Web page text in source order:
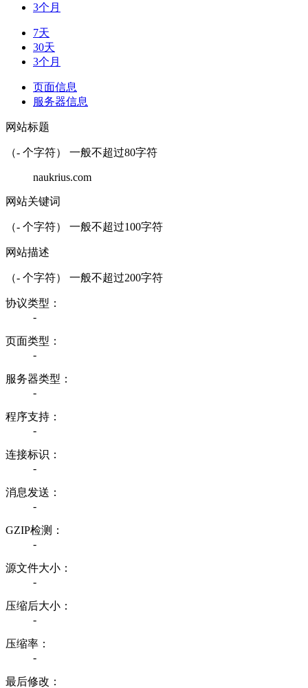
3个月
7天
30天
3个月
页面信息
服务器信息
网站标题
（- 个字符） 一般不超过80字符
naukrius.com
网站关键词
（- 个字符） 一般不超过100字符
网站描述
（- 个字符） 一般不超过200字符
协议类型：
-
页面类型：
-
服务器类型：
-
程序支持：
-
连接标识：
-
消息发送：
-
GZIP检测：
-
源文件大小：
-
压缩后大小：
-
压缩率：
-
最后修改：